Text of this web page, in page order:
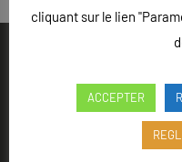
Ouvert du lundi au
Hôtel des
cliquant sur le lien
ACCEPTER